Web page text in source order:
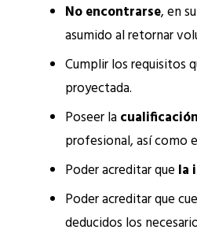
No encontrarse, en
asumido al retornar
Cumplir los requisitos
proyectada.
Poseer la
profesional, así como
Poder acreditar que la
Poder acreditar que
deducidos los